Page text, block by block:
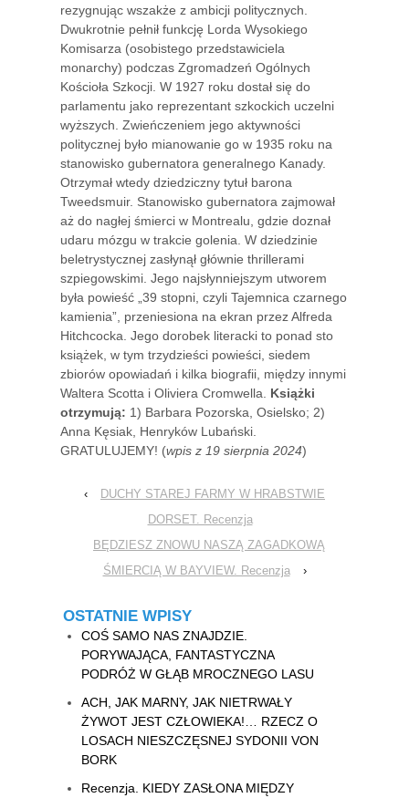
rezygnując wszakże z ambicji politycznych.
Dwukrotnie pełnił funkcję Lorda Wysokiego
Komisarza (osobistego przedstawiciela
monarchy) podczas Zgromadzeń Ogólnych
Kościoła Szkocji. W 1927 roku dostał się do
parlamentu jako reprezentant szkockich uczelni
wyższych. Zwieńczeniem jego aktywności
politycznej było mianowanie go w 1935 roku na
stanowisko gubernatora generalnego Kanady.
Otrzymał wtedy dziedziczny tytuł barona
Tweedsmuir. Stanowisko gubernatora zajmował
aż do nagłej śmierci w Montrealu, gdzie doznał
udaru mózgu w trakcie golenia. W dziedzinie
beletrystycznej zasłynął głównie thrillerami
szpiegowskimi. Jego najsłynniejszym utworem
była powieść „39 stopni, czyli Tajemnica czarnego
kamienia”, przeniesiona na ekran przez Alfreda
Hitchcocka. Jego dorobek literacki to ponad sto
książek, w tym trzydzieści powieści, siedem
zbiorów opowiadań i kilka biografii, między innymi
Waltera Scotta i Oliviera Cromwella. Książki
otrzymują: 1) Barbara Pozorska, Osielsko; 2)
Anna Kęsiak, Henryków Lubański.
GRATULUJEMY! (wpis z 19 sierpnia 2024)
‹
DUCHY STAREJ FARMY W HRABSTWIE
DORSET. Recenzja
BĘDZIESZ ZNOWU NASZĄ ZAGADKOWĄ
ŚMIERCIĄ W BAYVIEW. Recenzja
›
OSTATNIE WPISY
COŚ SAMO NAS ZNAJDZIE.
PORYWAJĄCA, FANTASTYCZNA
PODRÓŻ W GŁĄB MROCZNEGO LASU
ACH, JAK MARNY, JAK NIETRWAŁY
ŻYWOT JEST CZŁOWIEKA!… RZECZ O
LOSACH NIESZCZĘSNEJ SYDONII VON
BORK
Recenzja. KIEDY ZASŁONA MIĘDZY